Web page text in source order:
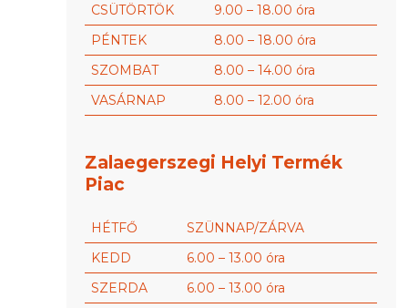
CSÜTÖRTÖK
9.00 – 18.00 óra
PÉNTEK
8.00 – 18.00 óra
SZOMBAT
8.00 – 14.00 óra
VASÁRNAP
8.00 – 12.00 óra
Zalaegerszegi Helyi Termék
Piac
HÉTFŐ
SZÜNNAP/ZÁRVA
KEDD
6.00 – 13.00 óra
SZERDA
6.00 – 13.00 óra